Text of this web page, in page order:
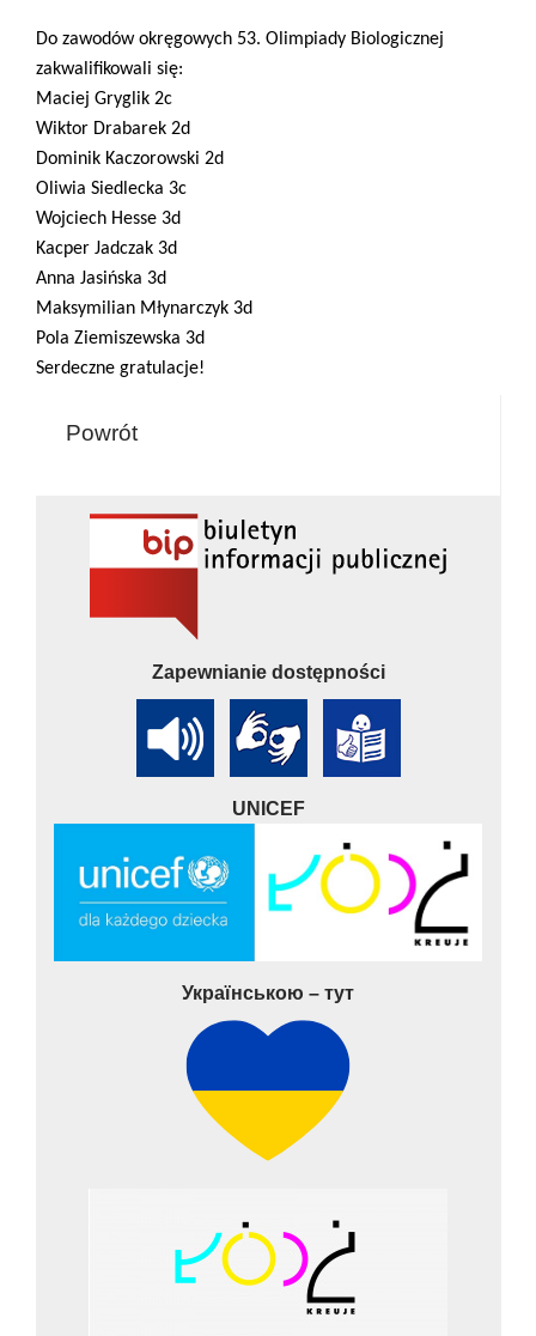
Do zawodów okręgowych 53. Olimpiady Biologicznej
zakwalifikowali się:
Maciej Gryglik 2c
Wiktor Drabarek 2d
Dominik Kaczorowski 2d
Oliwia Siedlecka 3c
Wojciech Hesse 3d
Kacper Jadczak 3d
Anna Jasińska 3d
Maksymilian Młynarczyk 3d
Pola Ziemiszewska 3d
Serdeczne gratulacje!
Powrót
Zapewnianie dostępności
UNICEF
Українською – тут